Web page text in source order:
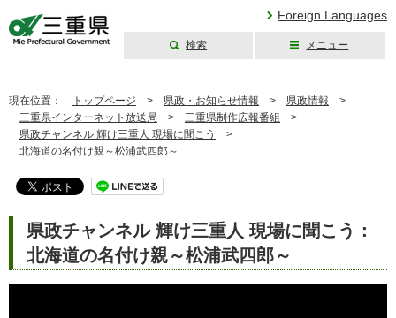
Foreign Languages
検索 メニュー
現在位置： トップページ > 県政・お知らせ情報 > 県政情報 >
三重県インターネット放送局 > 三重県制作広報番組
>
県政チャンネル 輝け三重人 現場に聞こう
>
北海道の名付け親～松浦武四郎～
県政チャンネル 輝け三重人 現場に聞こう：
北海道の名付け親～松浦武四郎～